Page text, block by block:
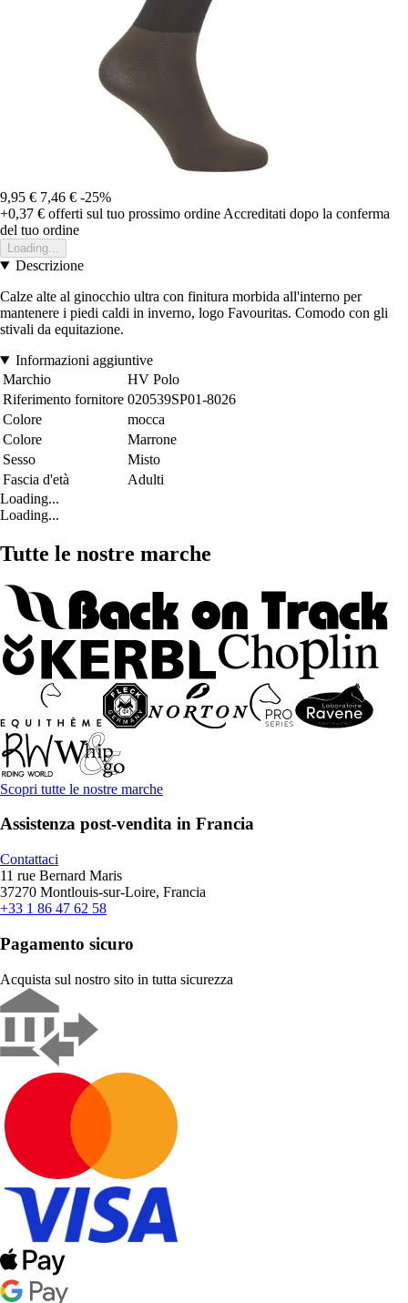
9,95 € 7,46 € -25%
+0,37 € offerti sul tuo prossimo ordine Accreditati dopo la conferma
del tuo ordine
Loading...
Descrizione
Calze alte al ginocchio ultra con finitura morbida all'interno per
mantenere i piedi caldi in inverno, logo Favouritas. Comodo con gli
stivali da equitazione.
Informazioni aggiuntive
Marchio
HV Polo
Riferimento fornitore 020539SP01-8026
Colore
mocca
Colore
Marrone
Sesso
Misto
Fascia d'età
Adulti
Loading...
Loading...
Tutte le nostre marche
Scopri tutte le nostre marche
Assistenza post-vendita in Francia
Contattaci
11 rue Bernard Maris
37270 Montlouis-sur-Loire, Francia
+33 1 86 47 62 58
Pagamento sicuro
Acquista sul nostro sito in tutta sicurezza